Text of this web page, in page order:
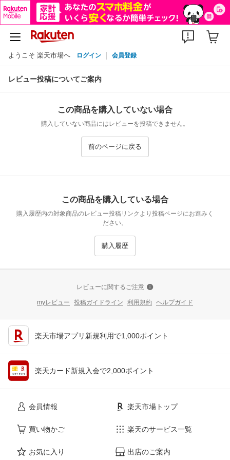
ようこそ 楽天市場へ ログイン 会員登録
レビュー投稿についてご案内
この商品を購入していない場合
購入していない商品にはレビューを投稿できません。
前のページに戻る
この商品を購入している場合
購入履歴内の対象商品のレビュー投稿リンクより投稿ページにお進みく
ださい。
購入履歴
レビューに関するご注意
myレビュー 投稿ガイドライン 利用規約 ヘルプガイド
楽天市場アプリ新規利用で1,000ポイント
楽天カード新規入会で2,000ポイント
会員情報
買い物かご
お気に入り
楽天市場トップ
楽天のサービス一覧
出店のご案内